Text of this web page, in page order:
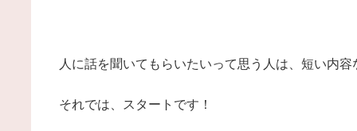
人に話を聞いてもらいたいって思う人は、短い内
それでは、スタートです！